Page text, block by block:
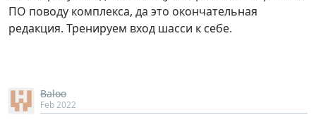
ПО поводу комплекса, да это окончательная
редакция. Тренируем вход шасси к себе.
Baloo
Feb 2022